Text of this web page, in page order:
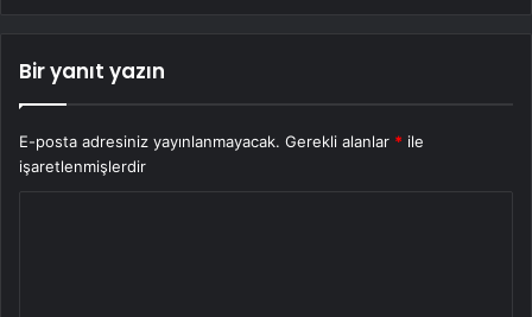
Bir yanıt yazın
E-posta adresiniz yayınlanmayacak. Gerekli alanlar * ile
işaretlenmişlerdir